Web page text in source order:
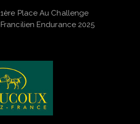
1ère Place Au Challenge
Francilien Endurance 2025